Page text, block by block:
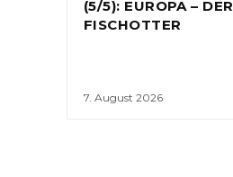
(5/5): EUROPA – DER
FISCHOTTER
7. August 2026